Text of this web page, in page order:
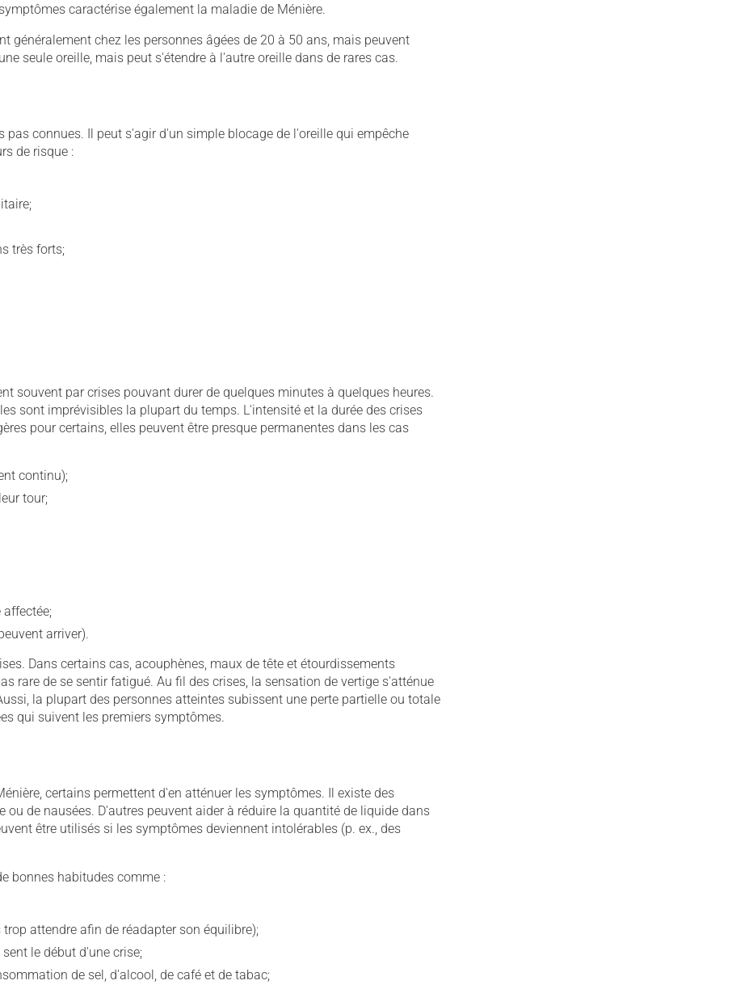
caractérise également la maladie de Ménière.
généralement chez les personnes âgées de 20 à 50 ans, mais peuvent
seule oreille, mais peut s'étendre à l'autre oreille dans de rares cas.
connues. Il peut s'agir d'un simple blocage de l'oreille qui empêche
de risque :
très forts;
souvent par crises pouvant durer de quelques minutes à quelques heures.
sont imprévisibles la plupart du temps. L'intensité et la durée des crises
pour certains, elles peuvent être presque permanentes dans les cas
continu);
tour;
arriver).
Dans certains cas, acouphènes, maux de tête et étourdissements
rare de se sentir fatigué. Au fil des crises, la sensation de vertige s'atténue
la plupart des personnes atteintes subissent une perte partielle ou totale
qui suivent les premiers symptômes.
certains permettent d'en atténuer les symptômes. Il existe des
de nausées. D'autres peuvent aider à réduire la quantité de liquide dans
être utilisés si les symptômes deviennent intolérables (p. ex., des
bonnes habitudes comme :
attendre afin de réadapter son équilibre);
le début d'une crise;
de sel, d'alcool, de café et de tabac;